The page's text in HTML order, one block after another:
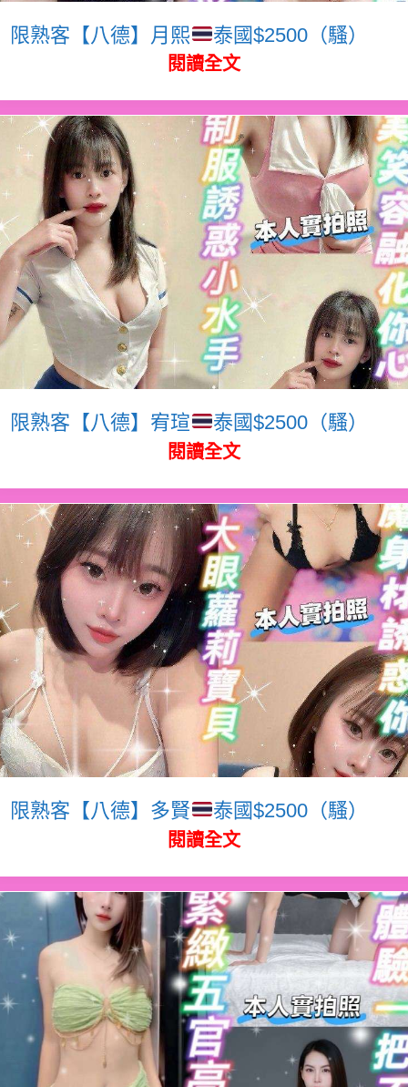
限熟客【八德】月熙 泰國$2500（騷）
閱讀全文
限熟客【八德】宥瑄 泰國$2500（騷）
閱讀全文
限熟客【八德】多賢 泰國$2500（騷）
閱讀全文